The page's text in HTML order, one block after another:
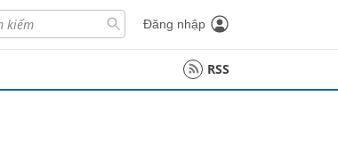
Đăng nhập
RSS